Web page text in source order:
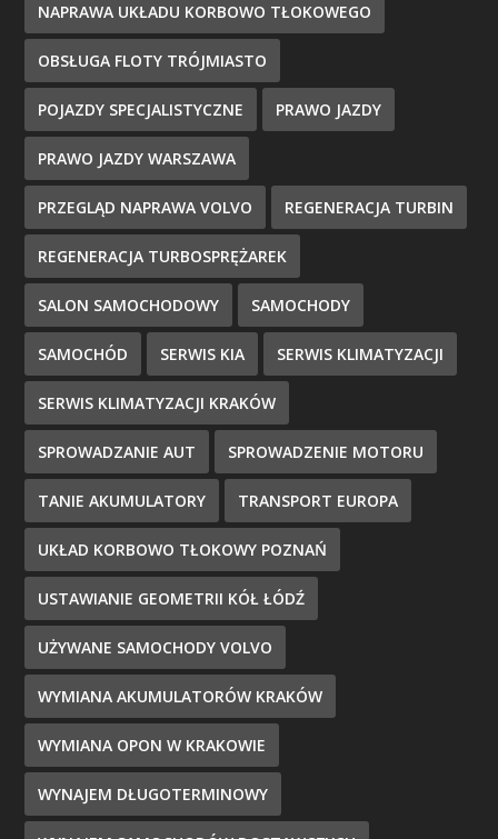
NAPRAWA UKŁADU KORBOWO TŁOKOWEGO
OBSŁUGA FLOTY TRÓJMIASTO
POJAZDY SPECJALISTYCZNE PRAWO JAZDY
PRAWO JAZDY WARSZAWA
PRZEGLĄD NAPRAWA VOLVO REGENERACJA TURBIN
REGENERACJA TURBOSPRĘŻAREK
SALON SAMOCHODOWY SAMOCHODY
SAMOCHÓD SERWIS KIA SERWIS KLIMATYZACJI
SERWIS KLIMATYZACJI KRAKÓW
SPROWADZANIE AUT SPROWADZENIE MOTORU
TANIE AKUMULATORY TRANSPORT EUROPA
UKŁAD KORBOWO TŁOKOWY POZNAŃ
USTAWIANIE GEOMETRII KÓŁ ŁÓDŹ
UŻYWANE SAMOCHODY VOLVO
WYMIANA AKUMULATORÓW KRAKÓW
WYMIANA OPON W KRAKOWIE
WYNAJEM DŁUGOTERMINOWY